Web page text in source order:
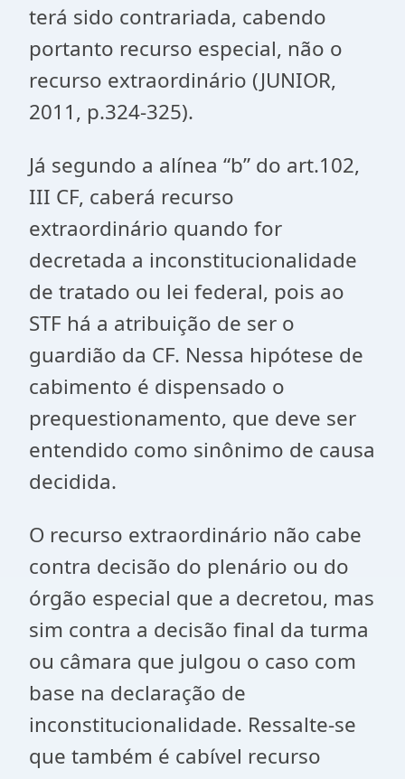
terá sido contrariada, cabendo
portanto recurso especial, não o
recurso extraordinário (JUNIOR,
2011, p.324-325).
Já segundo a alínea “b” do art.102,
III CF, caberá recurso
extraordinário quando for
decretada a inconstitucionalidade
de tratado ou lei federal, pois ao
STF há a atribuição de ser o
guardião da CF. Nessa hipótese de
cabimento é dispensado o
prequestionamento, que deve ser
entendido como sinônimo de causa
decidida.
O recurso extraordinário não cabe
contra decisão do plenário ou do
órgão especial que a decretou, mas
sim contra a decisão final da turma
ou câmara que julgou o caso com
base na declaração de
inconstitucionalidade. Ressalte-se
que também é cabível recurso